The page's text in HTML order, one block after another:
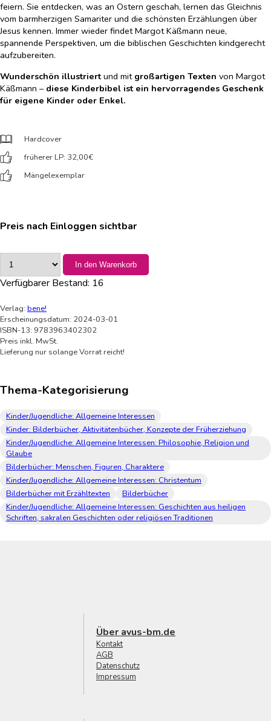
feiern. Sie entdecken, was an Ostern geschah, lernen das Gleichnis
vom barmherzigen Samariter und die schönsten Erzählungen über
Jesus kennen. Immer wieder findet Margot Käßmann neue,
spannende Perspektiven, um die biblischen Geschichten kindgerecht
aufzubereiten.
Wunderschön illustriertund mit großartigen Texten von Margot
Käßmann – diese Kinderbibel ist ein hervorragendes Geschenk
für eigene Kinder oder Enkel.
Hardcover
früherer LP: 32,00€
Mängelexemplar
Preis nach Einloggen sichtbar
In den Warenkorb
Verfügbarer Bestand: 16
Verlag: bene!
Erscheinungsdatum: 2024-03-01
ISBN-13: 9783963402302
Preis inkl. MwSt.
Lieferung nur solange Vorrat reicht!
Thema-Kategorisierung
Kinder/Jugendliche: Allgemeine Interessen
Kinder: Bilderbücher, Aktivitätenbücher, Konzepte der Früherziehung
Kinder/Jugendliche: Allgemeine Interessen: Philosophie, Religion und
Glaube
Bilderbücher: Menschen, Figuren, Charaktere
Kinder/Jugendliche: Allgemeine Interessen: Christentum
Bilderbücher mit Erzähltexten
Bilderbücher
Kinder/Jugendliche: Allgemeine Interessen: Geschichten aus heiligen
Schriften, sakralen Geschichten oder religiösen Traditionen
Über avus-bm.de
Kontakt
AGB
Datenschutz
Impressum